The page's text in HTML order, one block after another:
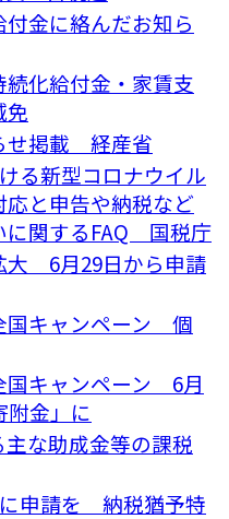
金に絡んだお知ら
化給付金・家賃支
免
せ掲載 経産省
る新型コロナウイル
と申告や納税など
に関するFAQ 国税庁
大 6月29日から申請
国キャンペーン 個
国キャンペーン 6月
附金」に
な助成金等の課税
申請を 納税猶予特